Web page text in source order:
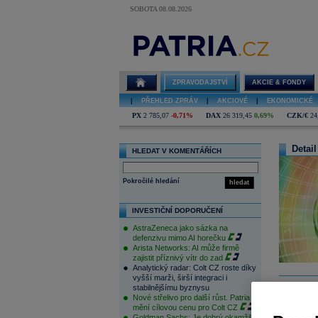
SOBOTA 08.08.2026
ZPRAVODAJSTVÍ AKCIE & FONDY
PŘEHLED ZPRÁV AKCIOVÉ EKONOMICKÉ
PX 2 785,07 -0,71% DAX 26 319,45 0,69% CZK/€
HLEDAT V KOMENTÁŘÍCH
hledat
Pokročilé hledání
INVESTIČNÍ DOPORUČENÍ
AstraZeneca jako sázka na
defenzivu mimo AI horečku
Arista Networks: AI může firmě
zajistit příznivý vítr do zad
Analytický radar: Colt CZ roste díky
vyšší marži, širší integraci i
stabilnějšímu byznysu
Nové střelivo pro další růst. Patria
mění cílovou cenu pro Colt CZ
Počet